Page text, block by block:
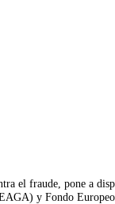
el fraude, pone a
y Fondo